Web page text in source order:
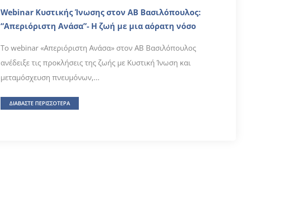
Webinar Κυστικής Ίνωσης στον ΑΒ Βασιλόπουλος:
“Απεριόριστη Ανάσα”- Η ζωή με μια αόρατη νόσο
Το webinar «Απεριόριστη Ανάσα» στον ΑΒ Βασιλόπουλος
ανέδειξε τις προκλήσεις της ζωής με Κυστική Ίνωση και
μεταμόσχευση πνευμόνων,...
ΔΙΑΒΑΣΤΕ ΠΕΡΙΣΣΟΤΕΡΑ